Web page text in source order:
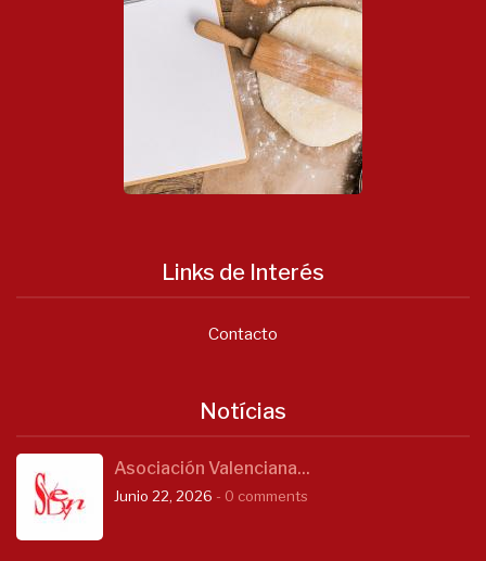
Links de Interés
Contacto
Notícias
Asociación Valenciana...
Junio 22, 2026 - 0 comments